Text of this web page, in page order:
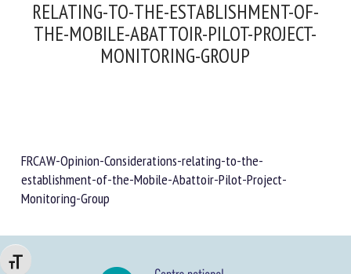
Changer la taille de la police
RELATING-TO-THE-ESTABLISHMENT-OF-
THE-MOBILE-ABATTOIR-PILOT-PROJECT-
MONITORING-GROUP
FRCAW-Opinion-Considerations-relating-to-the-
establishment-of-the-Mobile-Abattoir-Pilot-Project-
Monitoring-Group